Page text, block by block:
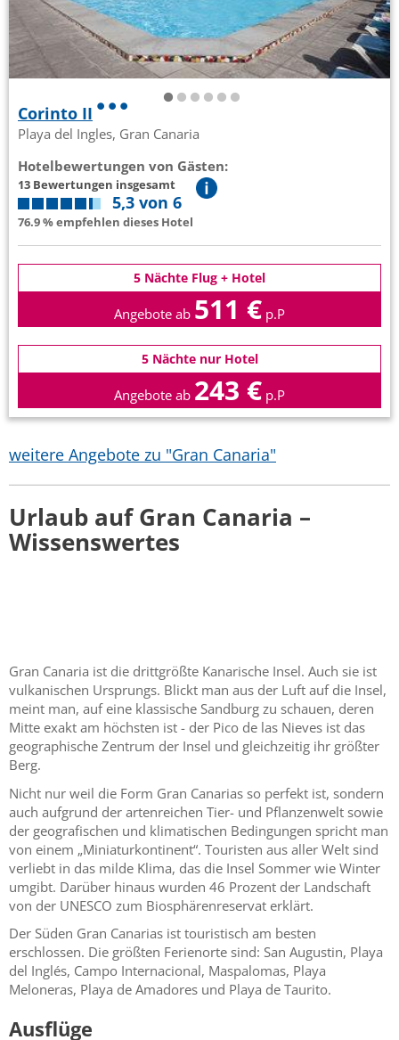
Corinto II
Playa del Ingles, Gran Canaria
Hotelbewertungen von Gästen:
13 Bewertungen insgesamt
5,3 von 6
76.9 % empfehlen dieses Hotel
5 Nächte Flug + Hotel
Angebote ab 511 € p.P
5 Nächte nur Hotel
Angebote ab 243 € p.P
weitere Angebote zu "Gran Canaria"
Urlaub auf Gran Canaria –
Wissenswertes
Gran Canaria ist die drittgrößte Kanarische Insel. Auch sie ist
vulkanischen Ursprungs. Blickt man aus der Luft auf die Insel,
meint man, auf eine klassische Sandburg zu schauen, deren
Mitte exakt am höchsten ist - der Pico de las Nieves ist das
geographische Zentrum der Insel und gleichzeitig ihr größter
Berg.
Nicht nur weil die Form Gran Canarias so perfekt ist, sondern
auch aufgrund der artenreichen Tier- und Pflanzenwelt sowie
der geografischen und klimatischen Bedingungen spricht man
von einem „Miniaturkontinent“. Touristen aus aller Welt sind
verliebt in das milde Klima, das die Insel Sommer wie Winter
umgibt. Darüber hinaus wurden 46 Prozent der Landschaft
von der UNESCO zum Biosphärenreservat erklärt.
Der Süden Gran Canarias ist touristisch am besten
erschlossen. Die größten Ferienorte sind: San Augustin, Playa
del Inglés, Campo Internacional, Maspalomas, Playa
Meloneras, Playa de Amadores und Playa de Taurito.
Ausflüge